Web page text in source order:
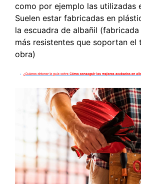
como por ejemplo las utilizadas
Suelen estar fabricadas en
la escuadra de albañil
más resistentes que soportan el
obra)